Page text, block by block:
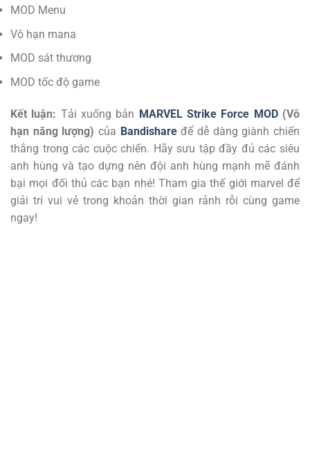
MOD Menu
Vô hạn mana
MOD sát thương
MOD tốc độ game
Kết luận: Tải xuống bản MARVEL Strike Force MOD(Vô
hạn năng lượng) của Bandishaređể dễ dàng giành chiến
thắng trong các cuộc chiến. Hãy sưu tập đầy đủ các siêu
anh hùng và tạo dựng nên đội anh hùng mạnh mẽ đánh
bại mọi đối thủ các bạn nhé! Tham gia thế giới marvel để
giải trí vui vẻ trong khoản thời gian rảnh rỗi cùng game
ngay!